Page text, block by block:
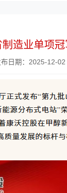
造业单项
日期： 2025-12-02